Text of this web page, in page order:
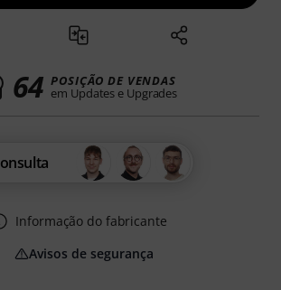
64 POSIÇÃO DE VENDAS
em Updates e Upgrades
Informação do fabricante
Avisos de segurança